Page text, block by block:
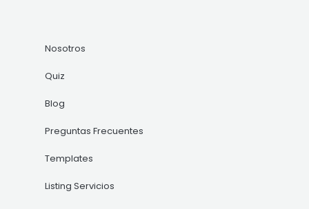
Nosotros
Quiz
Blog
Preguntas Frecuentes
Templates
Listing Servicios